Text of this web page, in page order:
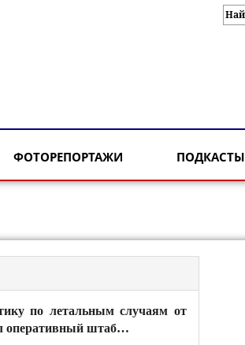
ФОТОРЕПОРТАЖИ ПОДКАСТЫ
по летальным случаям от
оперативный штаб…